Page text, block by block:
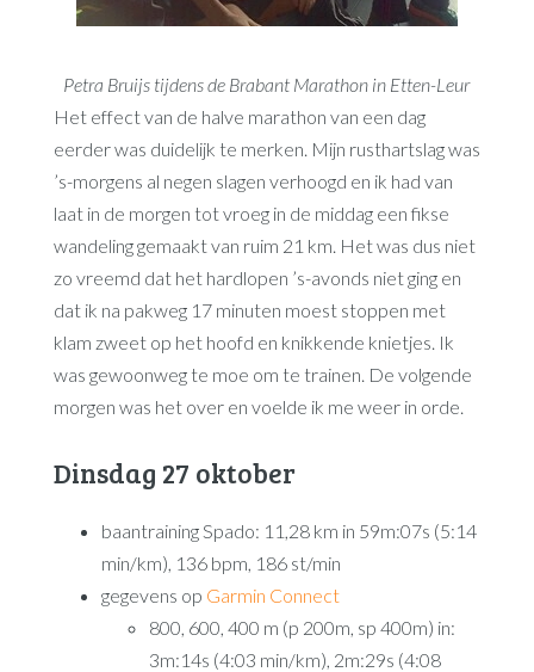
Petra Bruijs tijdens de Brabant Marathon in Etten-Leur
Het effect van de halve marathon van een dag
eerder was duidelijk te merken. Mijn rusthartslag was
’s-morgens al negen slagen verhoogd en ik had van
laat in de morgen tot vroeg in de middag een fikse
wandeling gemaakt van ruim 21 km. Het was dus niet
zo vreemd dat het hardlopen ’s-avonds niet ging en
dat ik na pakweg 17 minuten moest stoppen met
klam zweet op het hoofd en knikkende knietjes. Ik
was gewoonweg te moe om te trainen. De volgende
morgen was het over en voelde ik me weer in orde.
Dinsdag 27 oktober
baantraining Spado: 11,28 km in 59m:07s (5:14
min/km), 136 bpm, 186 st/min
gegevens op Garmin Connect
800, 600, 400 m (p 200m, sp 400m) in:
3m:14s (4:03 min/km), 2m:29s (4:08